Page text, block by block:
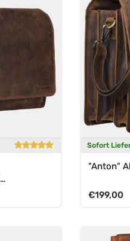
Sofort
"Anton"
Normaler
€199,00